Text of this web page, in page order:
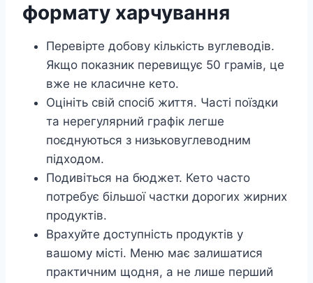
формату харчування
Перевірте добову кількість вуглеводів.
Якщо показник перевищує 50 грамів, це
вже не класичне кето.
Оцініть свій спосіб життя. Часті поїздки
та нерегулярний графік легше
поєднуються з низьковуглеводним
підходом.
Подивіться на бюджет. Кето часто
потребує більшої частки дорогих жирних
продуктів.
Врахуйте доступність продуктів у
вашому місті. Меню має залишатися
практичним щодня, а не лише перший